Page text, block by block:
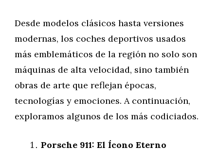
Desde modelos clásicos hasta versiones
modernas, los coches deportivos usados
más emblemáticos de la región no solo son
máquinas de alta velocidad, sino también
obras de arte que reflejan épocas,
tecnologías y emociones. A continuación,
exploramos algunos de los más codiciados.
Porsche 911: El Ícono Eterno